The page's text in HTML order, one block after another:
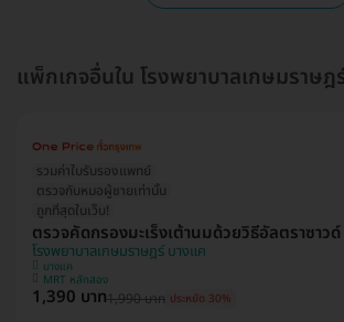
แพ็กเกจอื่นใน โรงพยาบาลเกษมราษฎ
รวมค่าใบรับรองแพทย์
ตรวจกับหมอผู้ชายเท่านั้น
ถูกที่สุดในเว็บ!
ตรวจคัดกรองมะเร็งเต้านมด้วยวิธีอัลตราซาวด์
โรงพยาบาลเกษมราษฎร์ บางแค
บางแค
MRT หลักสอง
1,390 บาท1,990 บาท ประหยัด 30%